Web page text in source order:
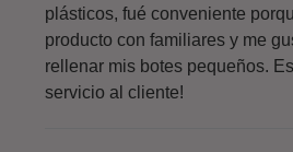
plásticos, fué conveniente
producto con familiares y me
rellenar mis botes pequeños.
servicio al cliente!